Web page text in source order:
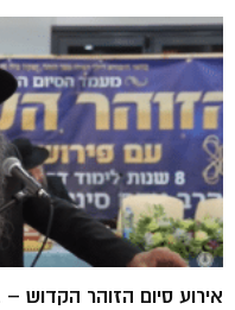
אירוע סיום הזוהר הקדוש